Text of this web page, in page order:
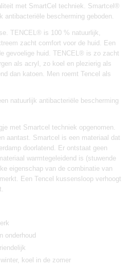
met SmartCel techniek. Smartcel®
antibacteriële bescherming geboden.
TENCEL® is 100 % natuurlijk,
zacht comfort voor de huid. Een
gevoelige huid. TENCEL® is zo zacht
als acryl, zo koel en plezierig als
dan katoen. Men roemt Tencel als
natuurlijk antibacteriële bescherming
met Smartcel techniek opgenomen.
aantast. Smartcel is een materiaal dat
doorlatend. Er ontstaat geen
warmtegeleidend is (stuwende
eigenschap van de combinatie van
Een Tencel kussensloop verhoogt
onderhoud
koel in de zomer